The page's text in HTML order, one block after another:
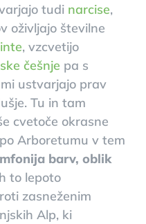
tudi narcise,
oživljajo številne
, vzcvetijo
češnje pa s
ustvarjajo prav
Tu in tam
cvetoče okrasne
Arboretumu v tem
barv, oblik
to lepoto
zasneženim
Alp, ki